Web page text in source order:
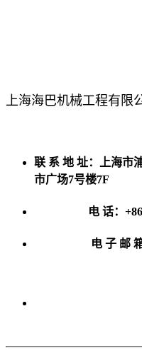
上海海巴机械工程有限
联 系 地 址：上海市
市广场7号楼7F
电 话：+86-
电 子 邮 箱：